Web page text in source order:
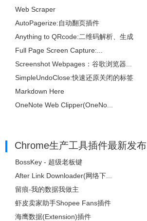
Web Scraper
AutoPagerize:自动翻页插件
Anything to QRcode:二维码解析、生成
Full Page Screen Capture:...
Screenshot Webpages：谷歌浏览器...
SimpleUndoClose:快速还原关闭的标签
Markdown Here
OneNote Web Clipper(OneNo...
Chrome生产工具插件最新发布
BossKey - 超级老板键
After Link Downloader(网络下...
留痕-我的数据我做主
虾皮卖家助手Shopee Fans插件
海鹰数据(Extension)插件